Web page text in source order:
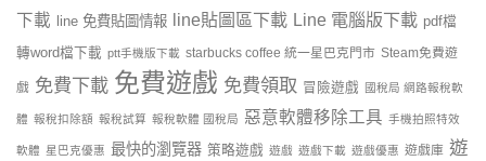
下載
line 免費貼圖情報 line貼圖區下載 Line 電腦版下載 pdf檔
轉word檔下載 ptt手機版下載 starbucks coffee 統一星巴克門市 Steam免費遊
戲 免費下載 免費遊戲 免費領取 冒險遊戲 國稅局 網路報稅軟
體 報稅扣除額 報稅試算 報稅軟體 國稅局 惡意軟體移除工具 手機拍照特效
軟體 星巴克優惠 最快的瀏覽器 策略遊戲 遊戲 遊戲下載 遊戲優惠 遊戲庫 遊